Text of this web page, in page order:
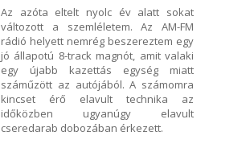
Az azóta eltelt nyolc év alatt sokat
változott a szemléletem. Az AM-FM
rádió helyett nemrég beszereztem egy
jó állapotú 8-track magnót, amit valaki
egy újabb kazettás egység miatt
száműzött az autójából. A számomra
kincset érő elavult technika az
időközben ugyanúgy elavult
cseredarab dobozában érkezett.